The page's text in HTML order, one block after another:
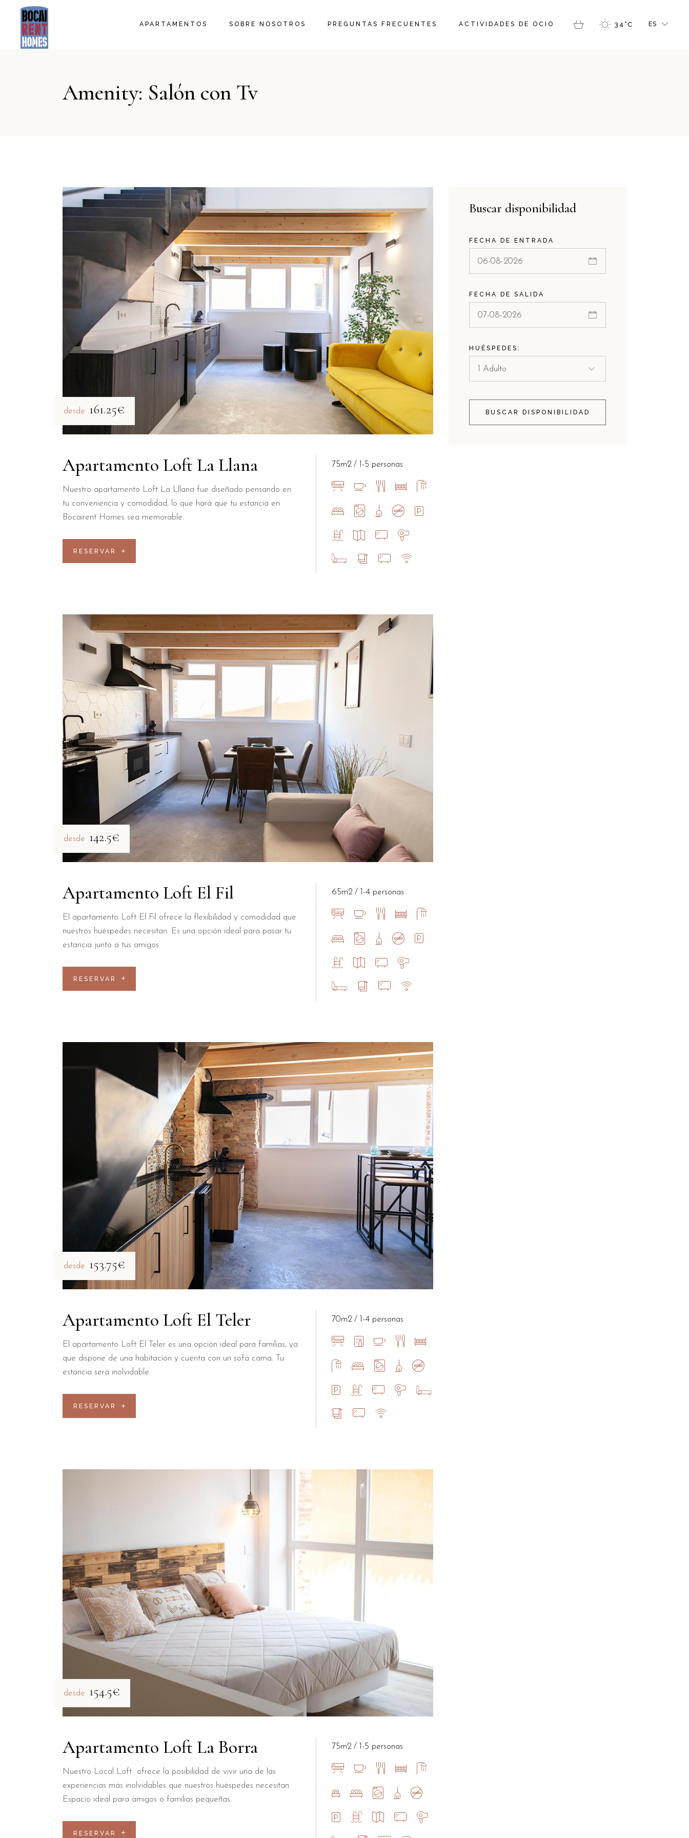
APARTAMENTOS
LA LLANA
EL FIL
SOBRE NOSOTROS PREGUNTAS FRECUENTES ACTIVIDADES DE OCIO 34 °C ES
Amenity: Salón con Tv
desde 161.25€
Apartamento Loft La Llana
Nuestro apartamento Loft La Lllana fue diseñado pensando en
tu conveniencia y comodidad, lo que hará que tu estancia en
Bocairent Homes sea memorable.
RESERVAR
75m2 1-5 personas
desde 142.5€
Apartamento Loft El Fil
El apartamento Loft El Fil ofrece la flexibilidad y comodidad que
nuestros huéspedes necesitan. Es una opción ideal para pasar tu
estancia junto a tus amigos.
RESERVAR
65m2 1-4 personas
desde 153.75€
Apartamento Loft El Teler
El apartamento Loft El Teler es una opción ideal para familias, ya
que dispone de una habitación y cuenta con un sofá cama. Tu
estancia será inolvidable.
RESERVAR
70m2 1-4 personas
desde 154.5€
Apartamento Loft La Borra
Nuestro Local Loft ofrece la posibilidad de vivir una de las
experiencias más inolvidables que nuestros huéspedes necesitan.
Espacio ideal para amigos o familias pequeñas.
RESERVAR
75m2 1-5 personas
Buscar disponibilidad
FECHA DE ENTRADA
FECHA DE SALIDA
HUÉSPEDES:
BUSCAR DISPONIBILIDAD